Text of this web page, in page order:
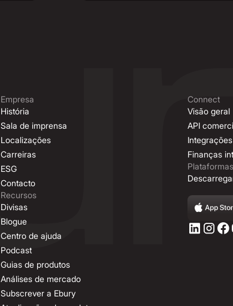
Empresa
História
Sala de imprensa
Localizações
Carreiras
ESG
Contacto
Recursos
Divisas
Blogue
Centro de ajuda
Podcast
Guias de produtos
Análises de mercado
Subscrever a Ebury
Connect
Visão geral
API
Finanças
Plataformas